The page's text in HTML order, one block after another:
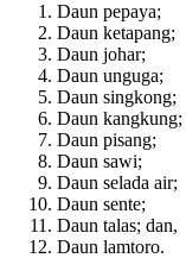
Daun pepaya;
Daun ketapang;
Daun johar;
Daun ungugа;
Daun singkong;
Daun kangkung;
Daun pisang;
Daun sawi;
Daun selada air;
Daun sente;
Daun talas; dan,
Daun lamtoro.